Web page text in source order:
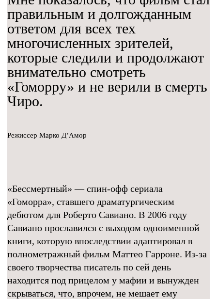
правильным и долгожданным
ответом для всех тех
многочисленных зрителей,
которые следили и продолжают
внимательно смотреть
«Гоморру» и не верили в смерть
Чиро.
Режиссер Марко Д’Амор
«Бессмертный» — спин-офф сериала
«Гоморра», ставшего драматургическим
дебютом для Роберто Савиано. В 2006 году
Савиано прославился с выходом одноименной
книги, которую впоследствии адаптировал в
полнометражный фильм Маттео Гарроне. Из-за
своего творчества писатель по сей день
находится под прицелом у мафии и вынужден
скрываться, что, впрочем, не мешает ему